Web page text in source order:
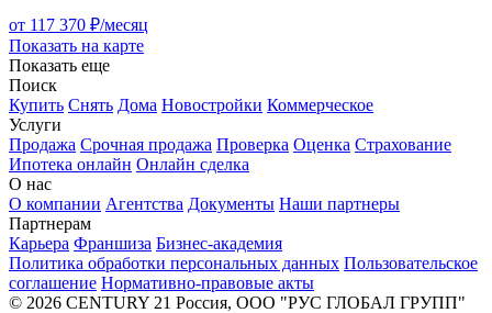
от 117 370 ₽/месяц
Показать на карте
Показать еще
Поиск
Купить Снять Дома Новостройки Коммерческое
Услуги
Продажа Срочная продажа Проверка Оценка Страхование
Ипотека онлайн Онлайн сделка
О нас
О компании Агентства Документы Наши партнеры
Партнерам
Карьера Франшиза Бизнес-академия
Политика обработки персональных данных Пользовательское
соглашение Нормативно-правовые акты
© 2026 CENTURY 21 Россия, ООО "РУС ГЛОБАЛ ГРУПП"